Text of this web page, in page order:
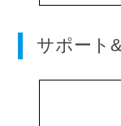
サポート